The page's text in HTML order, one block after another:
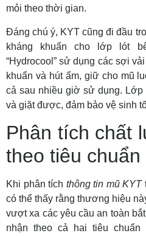
mỏi theo thời gian.
Đáng chú ý, KYT cũng đi đầu
kháng khuẩn cho lớp lót
“Hydrocool” sử dụng các sợi
khuẩn và hút ẩm, giữ cho mũ
cả sau nhiều giờ sử dụng. Lớp
và giặt được, đảm bảo vệ sinh
Phân tích chất
theo tiêu chuẩn
Khi phân tích thông tin mũ KYT
có thể thấy rằng thương hiệu
vượt xa các yêu cầu an toàn
nhận theo cả hai tiêu chuẩn